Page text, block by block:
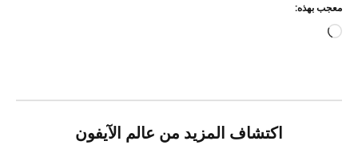
معجب بهذه:
جاري
اكتشاف المزيد من عالم الآيفون